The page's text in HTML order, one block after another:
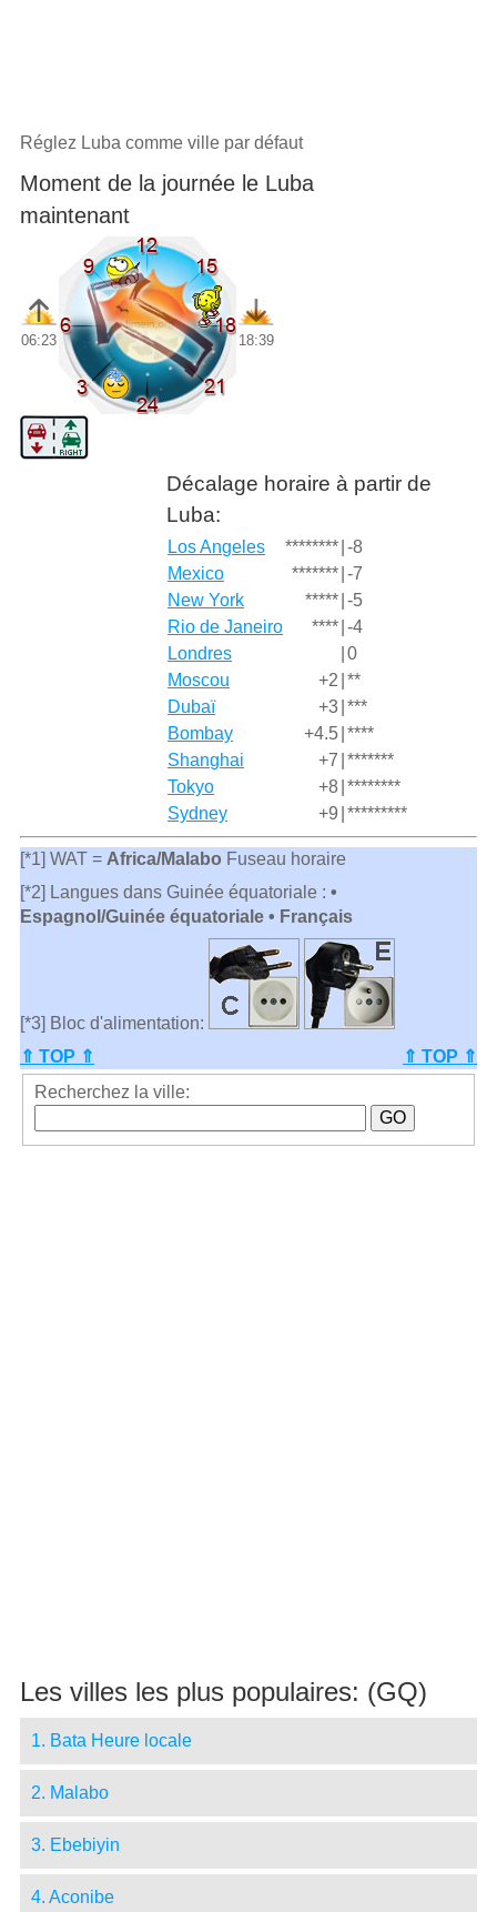
Réglez Luba comme ville par défaut
Moment de la journée le Luba
maintenant
06:23 18:39
Décalage horaire à partir de
Luba:
Los Angeles ******** -8
Mexico
******* -7
New York
***** -5
Rio de Janeiro
**** -4
Londres
0
Moscou
+2 **
Dubaï
+3 ***
Bombay
+4.5 ****
Shanghai
+7 *******
Tokyo
+8 ********
Sydney
+9 *********
[*1] WAT = Africa/Malabo Fuseau horaire
[*2] Langues dans Guinée équatoriale : •
Espagnol/Guinée équatoriale • Français
[*3] Bloc d'alimentation:
⇑ TOP ⇑
⇑ TOP ⇑
Recherchez la ville:
Les villes les plus populaires: (GQ)
1. Bata Heure locale
2. Malabo
3. Ebebiyin
4. Aconibe